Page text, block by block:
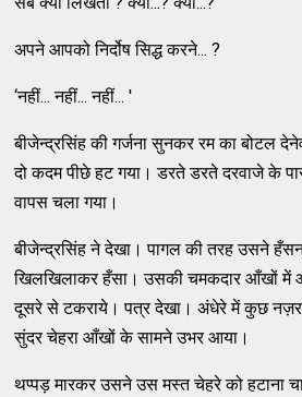
अपने आपको निर्दोष सिद्ध करने... ?
‘नहीं... नहीं... नहीं... '
बीजेन्द्रसिंह की गर्जना सुनकर रम का बोटल
दो कदम पीछे हट गया। डरते डरते दरवाजे के
वापस चला गया।
बीजेन्द्रसिंह ने देखा। पागल की तरह उसने
खिलखिलाकर हँसा। उसकी चमकदार आँखों
दूसरे से टकराये। पत्र देखा। अंधेरे में कुछ नज़र
सुंदर चेहरा आँखों के सामने उभर आया।
थप्पड़ मारकर उसने उस मस्त चेहरे को हटाना